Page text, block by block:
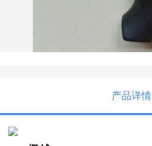
产品详情